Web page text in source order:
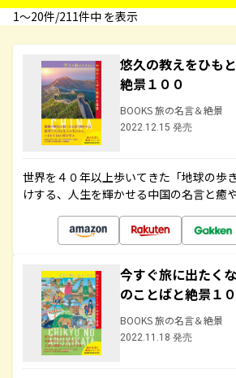
1〜20件/211件中 を表示
悠久の教えをひも
絶景１００
BOOKS 旅の名言＆絶景
2022.12.15 発売
世界を４０年以上歩いてきた「地球の歩
けする、人生を輝かせる中国の名言と癒
今すぐ旅に出たく
のことばと絶景１
BOOKS 旅の名言＆絶景
2022.11.18 発売